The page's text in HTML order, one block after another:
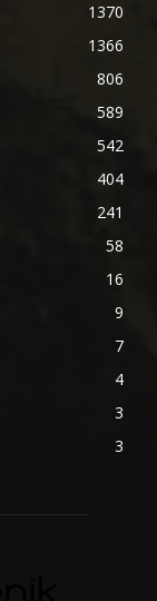
1370
1366
806
589
542
404
241
58
16
9
7
4
3
3